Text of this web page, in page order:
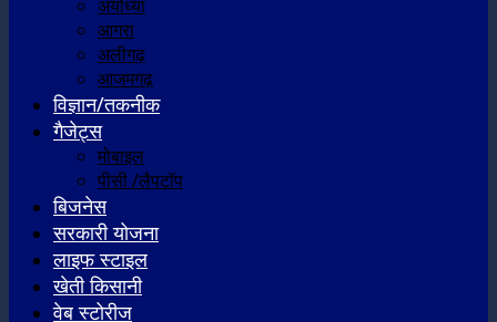
अयोध्या
आगरा
अलीगढ़
आजमगढ़
विज्ञान/तकनीक
गैजेट्स
मोबाइल
पीसी /लैपटॉप
बिजनेस
सरकारी योजना
लाइफ स्टाइल
खेती किसानी
वेब स्टोरीज